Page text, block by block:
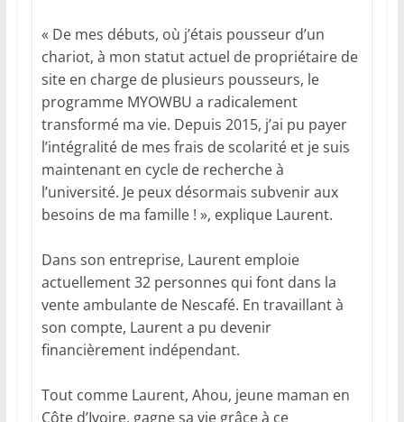
« De mes débuts, où j’étais pousseur d’un
chariot, à mon statut actuel de propriétaire de
site en charge de plusieurs pousseurs, le
programme MYOWBU a radicalement
transformé ma vie. Depuis 2015, j’ai pu payer
l’intégralité de mes frais de scolarité et je suis
maintenant en cycle de recherche à
l’université. Je peux désormais subvenir aux
besoins de ma famille ! », explique Laurent.
Dans son entreprise, Laurent emploie
actuellement 32 personnes qui font dans la
vente ambulante de Nescafé. En travaillant à
son compte, Laurent a pu devenir
financièrement indépendant.
Tout comme Laurent, Ahou, jeune maman en
Côte d’Ivoire, gagne sa vie grâce à ce